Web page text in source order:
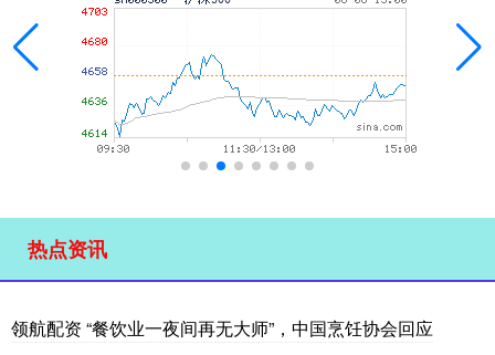
热点资讯
领航配资 “餐饮业一夜间再无大师”，中国烹饪协会回应